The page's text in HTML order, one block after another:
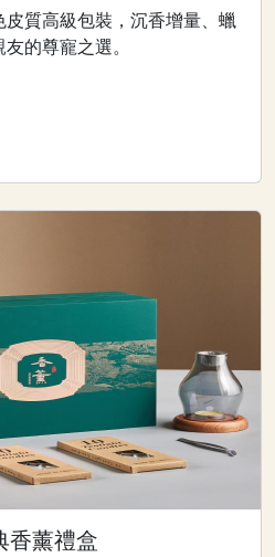
質高級包裝，沉香增量、蠟
的尊寵之選。
香薰禮盒